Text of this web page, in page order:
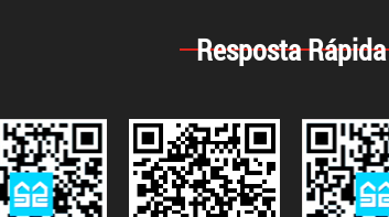
Resposta Rápida